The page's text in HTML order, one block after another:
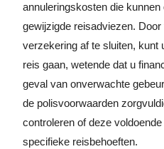
annuleringskosten die
gewijzigde reisadviezen.
verzekering af te sluiten, kunt
reis gaan, wetende dat u
geval van onverwachte
de polisvoorwaarden
controleren of deze
specifieke reisbehoeften.